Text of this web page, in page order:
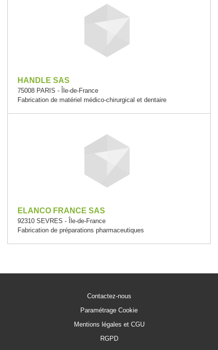
HANDLE SAS
75008 PARIS - Île-de-France
Fabrication de matériel médico-chirurgical et dentaire
ELANCO FRANCE SAS
92310 SEVRES - Île-de-France
Fabrication de préparations pharmaceutiques
Contactez-nous
Paramétrage Cookie
Mentions légales et CGU
RGPD